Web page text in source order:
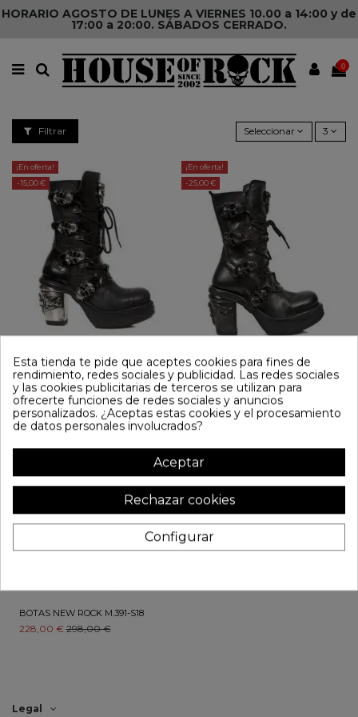
HORARIO AGOSTO DE LUNES A VIERNES 10.00 a 14:00 y de
17:00 a 20:00. SÁBADOS CERRADO.
0
Filtrar Seleccionar 3
¡En oferta!
-15,00 €
300,00 €315,00 €
¡En oferta!
-25,00 €
BOTAS NEW ROCK M.8366-S8
290,00 € 315,00 €
¡En oferta!
-70,00 €
BOTAS NEW ROCK M.391-S18
228,00 €298,00 €
Legal
Esta tienda te pide que aceptes cookies para fines de
rendimiento, redes sociales y publicidad. Las redes sociales
y las cookies publicitarias de terceros se utilizan para
ofrecerte funciones de redes sociales y anuncios
personalizados. ¿Aceptas estas cookies y el procesamiento
de datos personales involucrados?
Aceptar
Rechazar cookies
Configurar